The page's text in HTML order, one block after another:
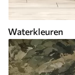
Waterkleuren